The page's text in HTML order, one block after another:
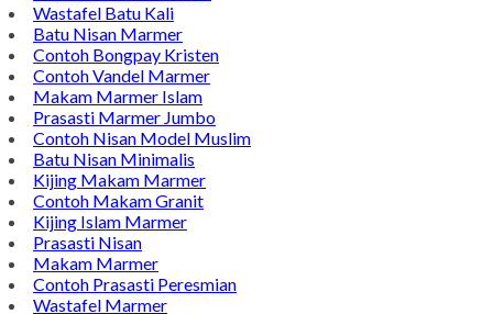
Daftar Harga Batu Nisan
Plakat Vandel
Makam Granite Kristen
Wastafel Batu Kali
Batu Nisan Marmer
Contoh Bongpay Kristen
Contoh Vandel Marmer
Makam Marmer Islam
Prasasti Marmer Jumbo
Contoh Nisan Model Muslim
Batu Nisan Minimalis
Kijing Makam Marmer
Contoh Makam Granit
Kijing Islam Marmer